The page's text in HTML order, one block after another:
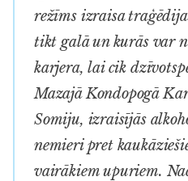
režīms izraisa
tikt galā un kurās var
karjera, lai cik
Mazajā Kondopogā
Somiju, izraisījās
nemieri pret
vairākiem upuriem.